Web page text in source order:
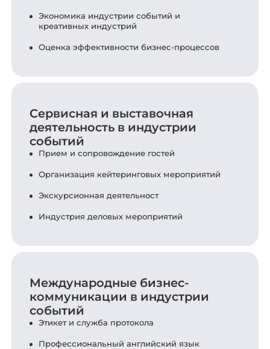
Экономика индустрии событий и
креативных индустрий
Оценка эффективности бизнес-процессов
Сервисная и выставочная
деятельность в индустрии
событий
Прием и сопровождение гостей
Организация кейтеринговых мероприятий
Экскурсионная деятельност
Индустрия деловых мероприятий
Международные бизнес-
коммуникации в индустрии
событий
Этикет и служба протокола
Профессиональный английский язык